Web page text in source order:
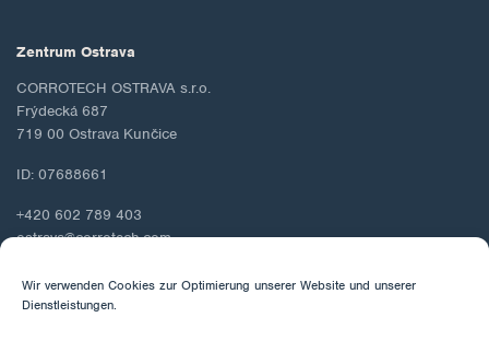
Wir verwenden Cookies zur Optimierung unserer Website und unserer
Dienstleistungen.
Zentrum Ostrava
CORROTECH OSTRAVA s.r.o.
Frýdecká 687
719 00 Ostrava Kunčice
ID: 07688661
+420 602 789 403
ostrava@corrotech.com